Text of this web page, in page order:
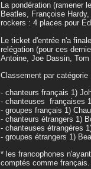
La pondération (ramener
Beatles, Françoise
rockers : 4 places pour
Le ticket d'entrée n'a
relégation (pour ces
Antoine, Joe Dassin,
Classement par catégorie
- chanteurs français 1)
- chanteuses françaises
- groupes français 1)
- chanteurs étrangers 1)
- chanteuses étrangères
- groupes étrangers 1)
* les francophones
comptés comme